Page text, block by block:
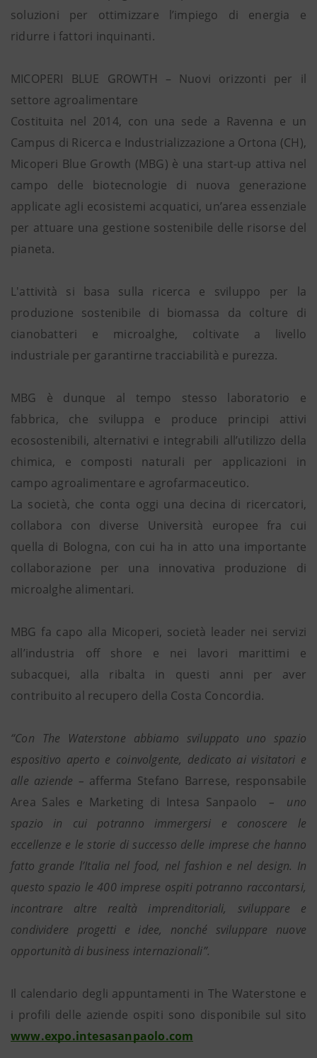
soluzioni per ottimizzare l’impiego di energia e
ridurre i fattori inquinanti.
MICOPERI BLUE GROWTH – Nuovi orizzonti per il
settore agroalimentare
Costituita nel 2014, con una sede a Ravenna e un
Campus di Ricerca e Industrializzazione a Ortona (CH),
Micoperi Blue Growth (MBG) è una start-up attiva nel
campo delle biotecnologie di nuova generazione
applicate agli ecosistemi acquatici, un’area essenziale
per attuare una gestione sostenibile delle risorse del
pianeta.
L'attività si basa sulla ricerca e sviluppo per la
produzione sostenibile di biomassa da colture di
cianobatteri e microalghe, coltivate a livello
industriale per garantirne tracciabilità e purezza.
MBG è dunque al tempo stesso laboratorio e
fabbrica, che sviluppa e produce principi attivi
ecosostenibili, alternativi e integrabili all’utilizzo della
chimica, e composti naturali per applicazioni in
campo agroalimentare e agrofarmaceutico.
La società, che conta oggi una decina di ricercatori,
collabora con diverse Università europee fra cui
quella di Bologna, con cui ha in atto una importante
collaborazione per una innovativa produzione di
microalghe alimentari.
MBG fa capo alla Micoperi, società leader nei servizi
all’industria off shore e nei lavori marittimi e
subacquei, alla ribalta in questi anni per aver
contribuito al recupero della Costa Concordia.
“Con The Waterstone abbiamo sviluppato uno spazio
espositivo aperto e coinvolgente, dedicato ai visitatori e
alle aziende – afferma Stefano Barrese, responsabile
Area Sales e Marketing di Intesa Sanpaolo – uno
spazio in cui potranno immergersi e conoscere le
eccellenze e le storie di successo delle imprese che hanno
fatto grande l’Italia nel food, nel fashion e nel design. In
questo spazio le 400 imprese ospiti potranno raccontarsi,
incontrare altre realtà imprenditoriali, sviluppare e
condividere progetti e idee, nonché sviluppare nuove
opportunità di business internazionali”.
Il calendario degli appuntamenti in The Waterstone e
i profili delle aziende ospiti sono disponibile sul sito
www.expo.intesasanpaolo.com